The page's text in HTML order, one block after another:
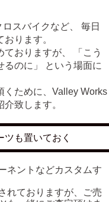
スバイクなど、 毎日
ります。
おりますが、 「こう
るのに」 という場面に
くために、Valley Works
致します。
も置いておく
ネントなどカスタムす
れておりますが、ご売